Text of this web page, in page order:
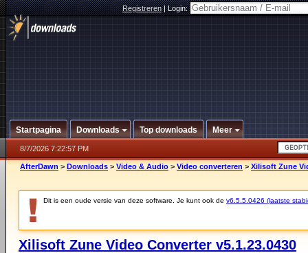
Registreren|Login:
Startpagina Downloads Top downloads Meer
8/7/2026 7:22:57 PM
AfterDawn > Downloads > Video & Audio > Video converteren > Xilisoft Zune
Dit is een oude versie van deze software. Je kunt ook de v6.5.5.0426 (laatste
Xilisoft Zune Video Converter v5.1.23.0430